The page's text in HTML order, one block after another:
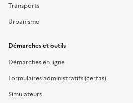
Transports
Urbanisme
Démarches et outils
Démarches en ligne
Formulaires administratifs (cerfas)
Simulateurs